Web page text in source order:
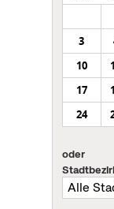
3
10
17
24
oder